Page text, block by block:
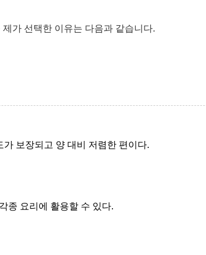
제가 선택한 이유는 다음과 같습니다.
가 보장되고 양 대비 저렴한 편이다.
종 요리에 활용할 수 있다.